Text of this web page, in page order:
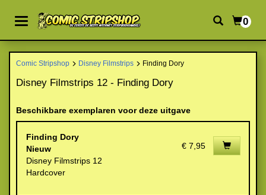
0
Comic Stripshop Disney Filmstrips Finding Dory
Disney Filmstrips 12 - Finding Dory
Beschikbare exemplaren voor deze uitgave
Finding Dory
Nieuw
Disney Filmstrips 12
Hardcover
€ 7,95